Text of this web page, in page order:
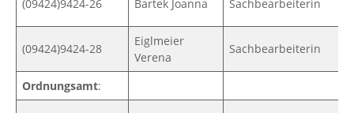
(09424)9424-26 Bartek Joanna Sachbearbeiterin
(09424)9424-28
Eiglmeier
Verena
Sachbearbeiterin
Ordnungsamt: